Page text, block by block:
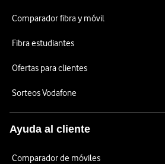
Comparador fibra y móvil
Fibra estudiantes
Ofertas para clientes
Sorteos Vodafone
Ayuda al cliente
Comparador de móviles